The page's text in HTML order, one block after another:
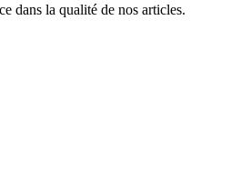
dans la qualité de nos articles.